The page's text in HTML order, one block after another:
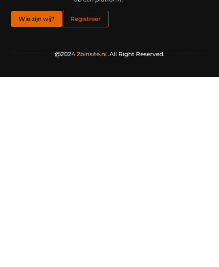
Wie zijn wij? Registreer
@2024 2binsite.nl.All Right Reserved.